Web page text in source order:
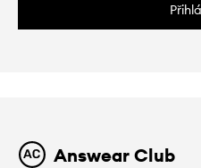
Answear Club